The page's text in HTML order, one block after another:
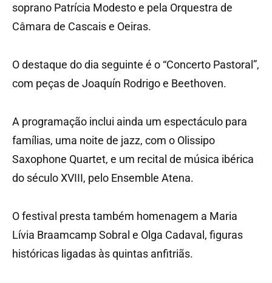
soprano Patrícia Modesto e pela Orquestra de
Câmara de Cascais e Oeiras.
O destaque do dia seguinte é o “Concerto Pastoral”,
com peças de Joaquín Rodrigo e Beethoven.
A programação inclui ainda um espectáculo para
famílias, uma noite de jazz, com o Olissipo
Saxophone Quartet, e um recital de música ibérica
do século XVIII, pelo Ensemble Atena.
O festival presta também homenagem a Maria
Lívia Braamcamp Sobral e Olga Cadaval, figuras
históricas ligadas às quintas anfitriãs.